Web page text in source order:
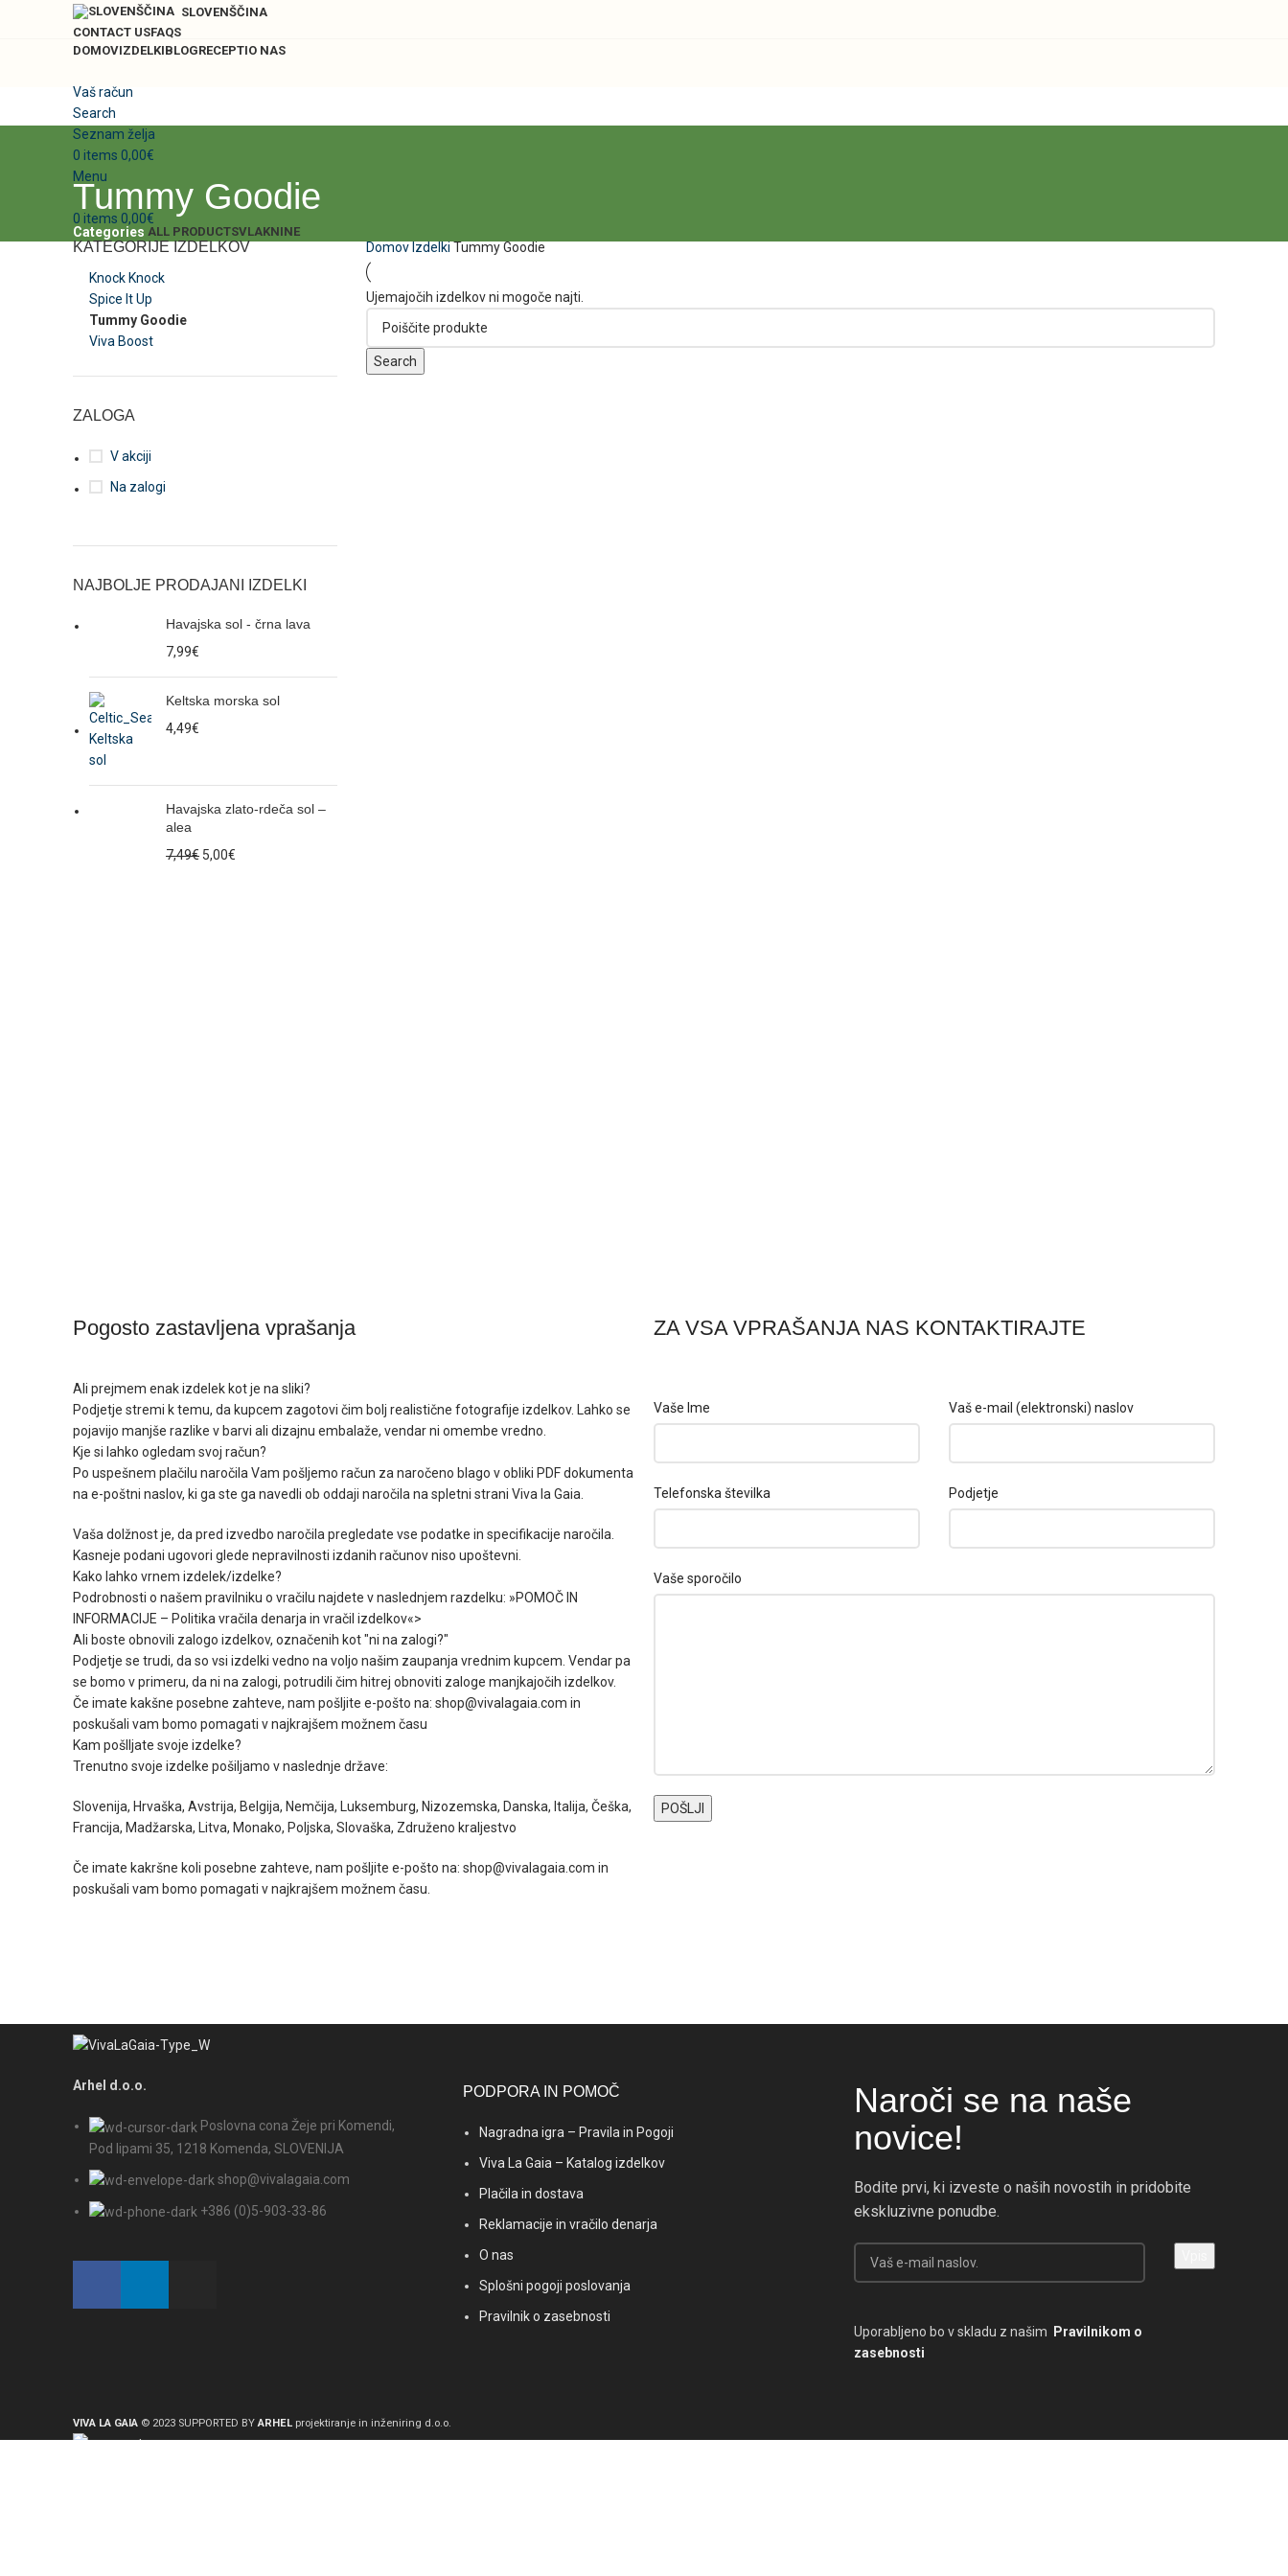
SLOVENŠČINA
CONTACT USFAQS
DOMOVIZDELKIBLOGRECEPTIO NAS
Vaš račun
Search
Seznam želja
0 items 0,00€
Menu
0 items 0,00€
Tummy Goodie
Categories ALL PRODUCTSVLAKNINE
KATEGORIJE IZDELKOV
Knock Knock
Spice It Up
Tummy Goodie
Viva Boost
ZALOGA
V akciji
Na zalogi
NAJBOLJE PRODAJANI IZDELKI
Havajska sol - črna lava
7,99€
Keltska morska sol
4,49€
Havajska zlato-rdeča sol –
alea
7,49€ 5,00€
Domov Izdelki Tummy Goodie
Ujemajočih izdelkov ni mogoče najti.
Search
Pogosto zastavljena vprašanja
Ali prejmem enak izdelek kot je na sliki?
Podjetje stremi k temu, da kupcem zagotovi čim bolj realistične fotografije izdelkov. Lahko se
pojavijo manjše razlike v barvi ali dizajnu embalaže, vendar ni omembe vredno.
Kje si lahko ogledam svoj račun?
Po uspešnem plačilu naročila Vam pošljemo račun za naročeno blago v obliki PDF dokumenta
na e-poštni naslov, ki ga ste ga navedli ob oddaji naročila na spletni strani Viva la Gaia.
Vaša dolžnost je, da pred izvedbo naročila pregledate vse podatke in specifikacije naročila.
Kasneje podani ugovori glede nepravilnosti izdanih računov niso upoštevni.
Kako lahko vrnem izdelek/izdelke?
Podrobnosti o našem pravilniku o vračilu najdete v naslednjem razdelku: »POMOČ IN
INFORMACIJE – Politika vračila denarja in vračil izdelkov«>
Ali boste obnovili zalogo izdelkov, označenih kot "ni na zalogi?"
Podjetje se trudi, da so vsi izdelki vedno na voljo našim zaupanja vrednim kupcem. Vendar pa
se bomo v primeru, da ni na zalogi, potrudili čim hitrej obnoviti zaloge manjkajočih izdelkov.
Če imate kakšne posebne zahteve, nam pošljite e-pošto na: shop@vivalagaia.com in
poskušali vam bomo pomagati v najkrajšem možnem času
Kam pošlljate svoje izdelke?
Trenutno svoje izdelke pošiljamo v naslednje države:
Slovenija, Hrvaška, Avstrija, Belgija, Nemčija, Luksemburg, Nizozemska, Danska, Italija, Češka,
Francija, Madžarska, Litva, Monako, Poljska, Slovaška, Združeno kraljestvo
Če imate kakršne koli posebne zahteve, nam pošljite e-pošto na: shop@vivalagaia.com in
poskušali vam bomo pomagati v najkrajšem možnem času.
ZA VSA VPRAŠANJA NAS KONTAKTIRAJTE
Vaše Ime Vaš e-mail (elektronski) naslov
Telefonska številka Podjetje
Vaše sporočilo
Arhel d.o.o.
Poslovna cona Žeje pri Komendi,
Pod lipami 35, 1218 Komenda, SLOVENIJA
shop@vivalagaia.com
+386 (0)5-903-33-86
PODPORA IN POMOČ
Nagradna igra – Pravila in Pogoji
Viva La Gaia – Katalog izdelkov
Plačila in dostava
Reklamacije in vračilo denarja
O nas
Splošni pogoji poslovanja
Pravilnik o zasebnosti
Naroči se na naše
novice!
Bodite prvi, ki izveste o naših novostih in pridobite
ekskluzivne ponudbe.
Uporabljeno bo v skladu z našim
Pravilnikom o
zasebnosti
VIVA LA GAIA © 2023 SUPPORTED BYARHEL projektiranje in inženiring d.o.o.